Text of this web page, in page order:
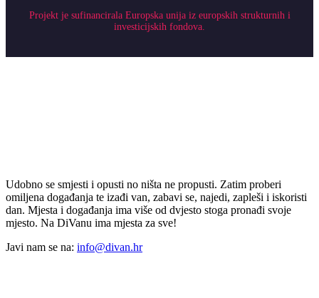
Projekt je sufinancirala Europska unija iz europskih strukturnih i
investicijskih fondova.
Udobno se smjesti i opusti no ništa ne propusti. Zatim proberi
omiljena događanja te izađi van, zabavi se, najedi, zapleši i iskoristi
dan. Mjesta i događanja ima više od dvjesto stoga pronađi svoje
mjesto. Na DiVanu ima mjesta za sve!
Javi nam se na: info@divan.hr